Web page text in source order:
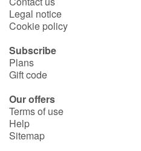
Legal notice
Cookie policy
Subscribe
Plans
Gift code
Our offers
Terms of use
Help
Sitemap